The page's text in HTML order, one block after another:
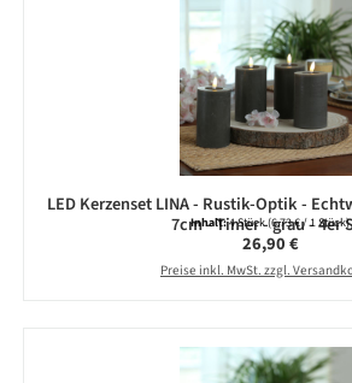
LED Kerzenset LINA - Rustik-Optik -
7cm - Timer - grau - 4er
Inhalt:4 Stück(6,73 € / 1 Stück)
Regulärer Preis:
26,90 €
Preise inkl. MwSt. zzgl.